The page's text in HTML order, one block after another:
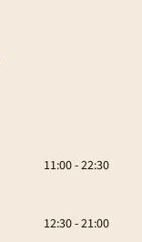
11:00 - 22:30
12:30 - 21:00